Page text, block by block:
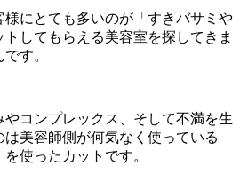
にとても多いのが「すきバサミや
してもらえる美容室を探してきま
す。
コンプレックス、そして不満を生
美容師側が何気なく使っている
使ったカットです。